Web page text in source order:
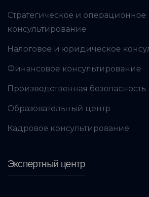
Стратегическое и операционное
консультирование
Налоговое и юридическое
Финансовое консультирование
Производственная безопасность
Образовательный центр
Кадровое консультирование
Экспертный центр